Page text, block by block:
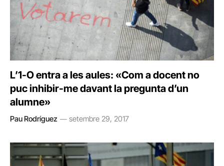
L’1-O entra a les aules: «Com a docent no
puc inhibir-me davant la pregunta d’un
alumne»
Pau Rodríguez setembre 29, 2017